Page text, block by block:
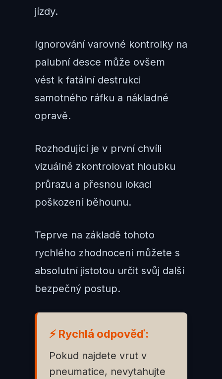
jízdy.
Ignorování varovné kontrolky na
palubní desce může ovšem
vést k fatální destrukci
samotného ráfku a nákladné
opravě.
Rozhodující je v první chvíli
vizuálně zkontrolovat hloubku
průrazu a přesnou lokaci
poškození běhounu.
Teprve na základě tohoto
rychlého zhodnocení můžete s
absolutní jistotou určit svůj další
bezpečný postup.
⚡ Rychlá odpověď:
Pokud najdete vrut v
pneumatice, nevytahujte